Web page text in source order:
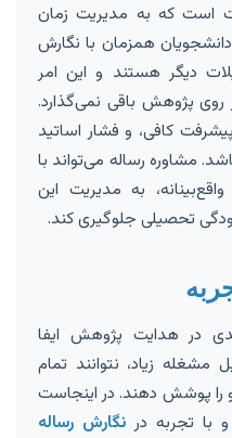
است که به مدیریت زمان
دانشجویان همزمان با نگارش
دیگر هستند و این امر
روی پژوهش باقی نمی‌گذارد.
کافی، و فشار اساتید
مشاوره رساله می‌تواند با
به مدیریت این
تحصیلی جلوگیری کند.
در هدایت پژوهش ایفا
زیاد، نتوانند تمام
را پوشش دهند. در اینجاست
تجربه درنگارش رساله